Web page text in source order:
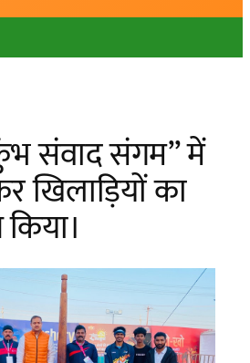
संवाद संगम” में
खिलाड़ियों का